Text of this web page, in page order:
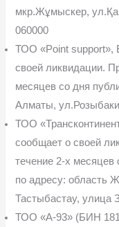
мкр.Жұмыскер,
060000
ТОО «Point support»,
своей ликвидации.
месяцев со дня
Алматы,
ТОО
сообщает о своей
течение 2-х месяцев
по адре­су: область
Тастыбастау, улица
ТОО «А-93» (БИН